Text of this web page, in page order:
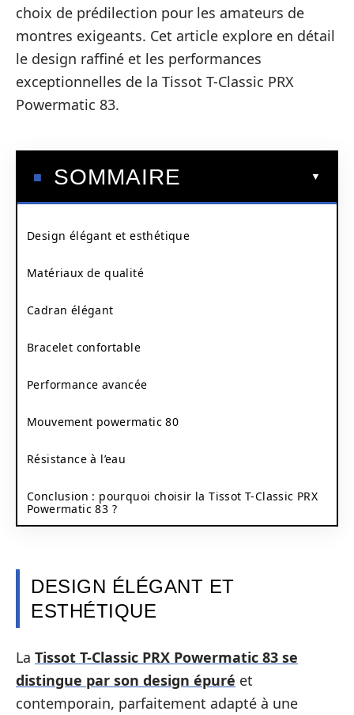
choix de prédilection pour les amateurs de
montres exigeants. Cet article explore en détail
le design raffiné et les performances
exceptionnelles de la Tissot T-Classic PRX
Powermatic 83.
SOMMAIRE
Design élégant et esthétique
Matériaux de qualité
Cadran élégant
Bracelet confortable
Performance avancée
Mouvement powermatic 80
Résistance à l’eau
Conclusion : pourquoi choisir la Tissot T-Classic PRX
Powermatic 83 ?
DESIGN ÉLÉGANT ET
ESTHÉTIQUE
La Tissot T-Classic PRX Powermatic 83 se
distingue par son design épuré et
contemporain, parfaitement adapté à une